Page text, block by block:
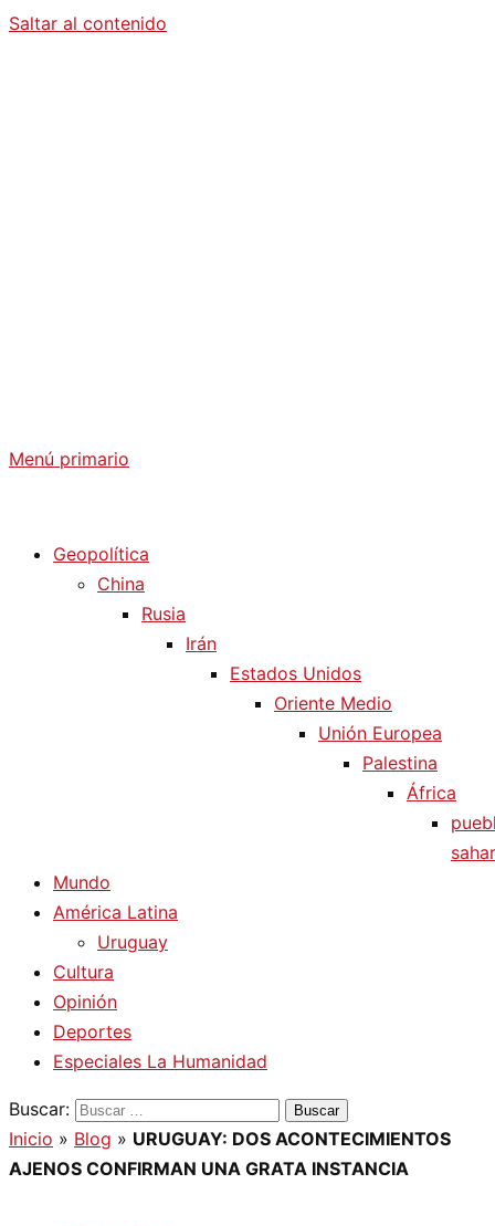
Saltar al contenido
Menú primario
Geopolítica
China
Rusia
Irán
Estados Unidos
Oriente Medio
Unión Europea
Palestina
África
Mundo
América Latina
Uruguay
Cultura
Opinión
Deportes
Especiales La Humanidad
Buscar:
Inicio » Blog » URUGUAY: DOS ACONTECIMIENTOS
AJENOS CONFIRMAN UNA GRATA INSTANCIA